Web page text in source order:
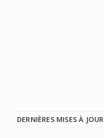
DERNIÈRES MISES À JOUR